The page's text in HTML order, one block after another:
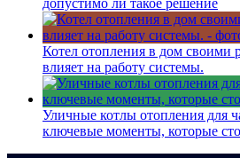
Котел отопления в дом своими
влияет на работу системы.
Уличные котлы отопления для
ключевые моменты, которые